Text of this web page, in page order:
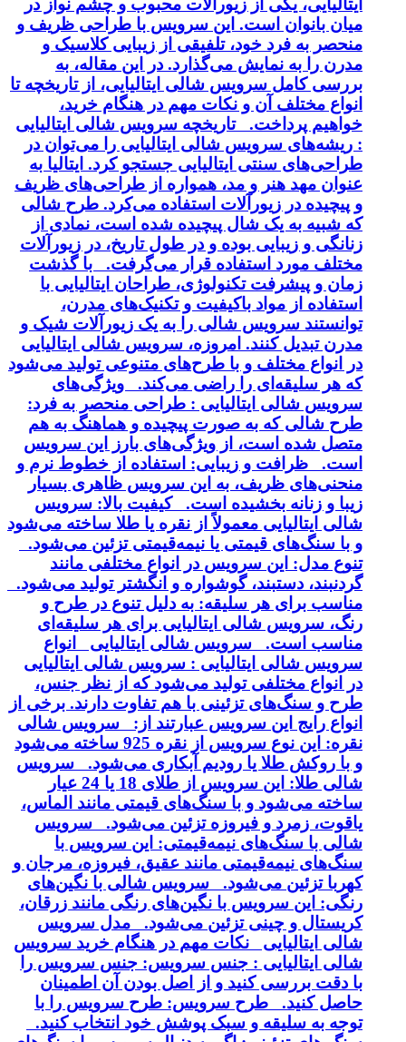
ایتالیایی، یکی از زیورآلات محبوب و چشم نواز در
میان بانوان است. این سرویس با طراحی ظریف و
منحصر به فرد خود، تلفیقی از زیبایی کلاسیک و
مدرن را به نمایش می‌گذارد. در این مقاله، به
بررسی کامل سرویس شالی ایتالیایی، از تاریخچه تا
انواع مختلف آن و نکات مهم در هنگام خرید،
خواهیم پرداخت. تاریخچه سرویس شالی ایتالیایی
: ریشه‌های سرویس شالی ایتالیایی را می‌توان در
طراحی‌های سنتی ایتالیایی جستجو کرد. ایتالیا به
عنوان مهد هنر و مد، همواره از طراحی‌های ظریف
و پیچیده در زیورآلات استفاده می‌کرد. طرح شالی
که شبیه به یک شال پیچیده شده است، نمادی از
زنانگی و زیبایی بوده و در طول تاریخ، در زیورآلات
مختلف مورد استفاده قرار می‌گرفت. با گذشت
زمان و پیشرفت تکنولوژی، طراحان ایتالیایی با
استفاده از مواد باکیفیت و تکنیک‌های مدرن،
توانستند سرویس شالی را به یک زیورآلات شیک و
مدرن تبدیل کنند. امروزه، سرویس شالی ایتالیایی
در انواع مختلف و با طرح‌های متنوعی تولید می‌شود
که هر سلیقه‌ای را راضی می‌کند. ویژگی‌های
سرویس شالی ایتالیایی : طراحی منحصر به فرد:
طرح شالی که به صورت پیچیده و هماهنگ به هم
متصل شده است، از ویژگی‌های بارز این سرویس
است. ظرافت و زیبایی: استفاده از خطوط نرم و
منحنی‌های ظریف، به این سرویس ظاهری بسیار
زیبا و زنانه بخشیده است. کیفیت بالا: سرویس
شالی ایتالیایی معمولاً از نقره یا طلا ساخته می‌شود
و با سنگ‌های قیمتی یا نیمه‌قیمتی تزئین می‌شود.
تنوع مدل: این سرویس در انواع مختلفی مانند
گردنبند، دستبند، گوشواره و انگشتر تولید می‌شود.
مناسب برای هر سلیقه: به دلیل تنوع در طرح و
رنگ، سرویس شالی ایتالیایی برای هر سلیقه‌ای
مناسب است. سرویس شالی ایتالیایی انواع
سرویس شالی ایتالیایی : سرویس شالی ایتالیایی
در انواع مختلفی تولید می‌شود که از نظر جنس،
طرح و سنگ‌های تزئینی با هم تفاوت دارند. برخی از
انواع رایج این سرویس عبارتند از: سرویس شالی
نقره: این نوع سرویس از نقره 925 ساخته می‌شود
و با روکش طلا یا رودیم آبکاری می‌شود. سرویس
شالی طلا: این سرویس از طلای 18 یا 24 عیار
ساخته می‌شود و با سنگ‌های قیمتی مانند الماس،
یاقوت، زمرد و فیروزه تزئین می‌شود. سرویس
شالی با سنگ‌های نیمه‌قیمتی: این سرویس با
سنگ‌های نیمه‌قیمتی مانند عقیق، فیروزه، مرجان و
کهربا تزئین می‌شود. سرویس شالی با نگین‌های
رنگی: این سرویس با نگین‌های رنگی مانند زرقان،
کریستال و چینی تزئین می‌شود. مدل سرویس
شالی ایتالیایی نکات مهم در هنگام خرید سرویس
شالی ایتالیایی : جنس سرویس: جنس سرویس را
با دقت بررسی کنید و از اصل بودن آن اطمینان
حاصل کنید. طرح سرویس: طرح سرویس را با
توجه به سلیقه و سبک پوشش خود انتخاب کنید.